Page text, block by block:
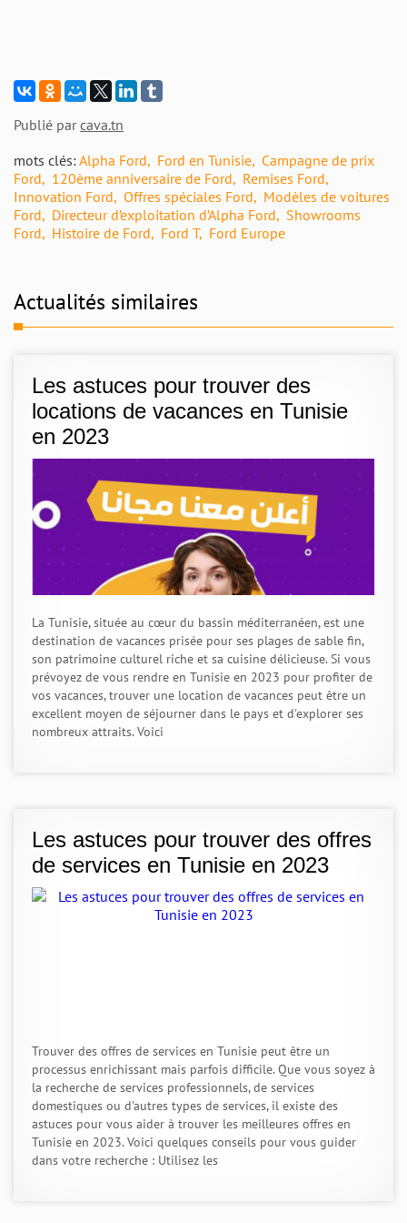
Publié parcava.tn
mots clés:Alpha Ford Ford en Tunisie Campagne de prix
Ford
120ème anniversaire de Ford
Remises Ford
Innovation Ford Offres spéciales Ford
Modèles de voitures
Ford
Directeur d’exploitation d’Alpha Ford
Showrooms
Ford
Histoire de Ford Ford T Ford Europe
Actualités similaires
Les astuces pour trouver des
locations de vacances en Tunisie
en 2023
La Tunisie, située au cœur du bassin méditerranéen, est une
destination de vacances prisée pour ses plages de sable fin,
son patrimoine culturel riche et sa cuisine délicieuse. Si vous
prévoyez de vous rendre en Tunisie en 2023 pour profiter de
vos vacances, trouver une location de vacances peut être un
excellent moyen de séjourner dans le pays et d'explorer ses
nombreux attraits. Voici
Les astuces pour trouver des offres
de services en Tunisie en 2023
Trouver des offres de services en Tunisie peut être un
processus enrichissant mais parfois difficile. Que vous soyez à
la recherche de services professionnels, de services
domestiques ou d'autres types de services, il existe des
astuces pour vous aider à trouver les meilleures offres en
Tunisie en 2023. Voici quelques conseils pour vous guider
dans votre recherche : Utilisez les